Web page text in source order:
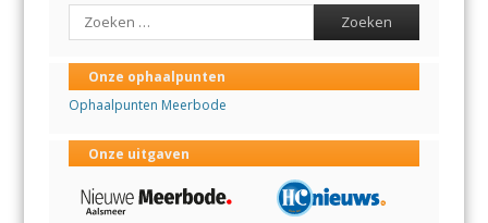
Search
Onze ophaalpunten
Ophaalpunten Meerbode
Onze uitgaven